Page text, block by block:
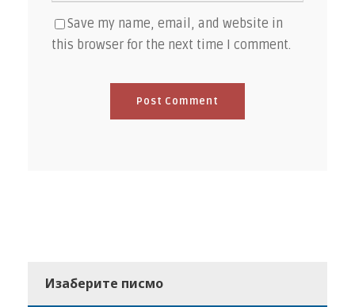
Save my name, email, and website in
this browser for the next time I comment.
Изаберите писмо